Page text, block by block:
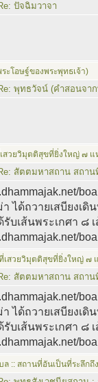
ปัจฉิมวาจา
ะโอษฐ์ของพระพุทธเจ้า)
พุทธวัจน์ (คำสอนจา
สวยวิมุตติสุขที่ยิ่งใหญ่ ๗ แ
สัตตมหาสถาน สถา
ได้ถวายเสบียงเ
รับเส้นพระเกศา ๘
เสวยวิมุตติสุขที่ยิ่งใหญ่ ๗
สัตตมหาสถาน สถา
ได้ถวายเสบียงเ
รับเส้นพระเกศา ๘
:: สถานที่อันเป็นที่ระลึกถึ